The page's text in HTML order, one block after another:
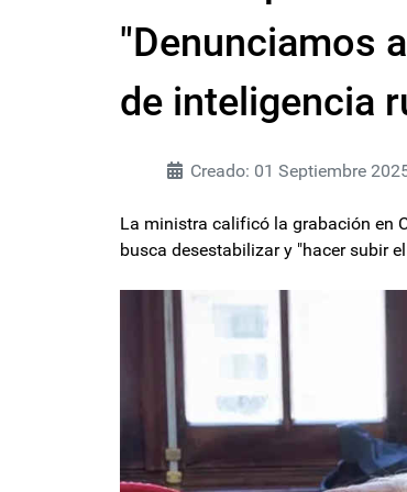
"Denunciamos
de inteligencia
Creado: 01 Septiembre
La ministra calificó la grabación en
busca desestabilizar y "hacer subir